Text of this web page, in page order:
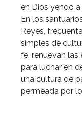
en Dios yendo
En los
Reyes,
simples de
fe, renuevan las
para luchar en
una cultura de
permeada por